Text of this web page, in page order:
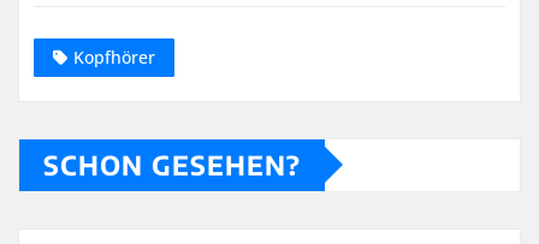
Kopfhörer
SCHON GESEHEN?